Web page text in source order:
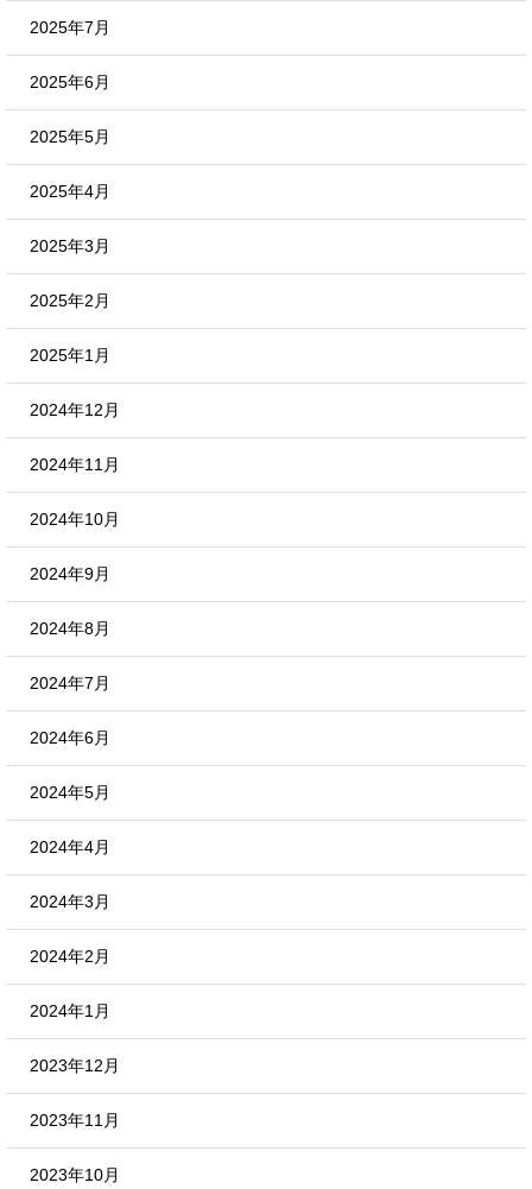
2025年7月
2025年6月
2025年5月
2025年4月
2025年3月
2025年2月
2025年1月
2024年12月
2024年11月
2024年10月
2024年9月
2024年8月
2024年7月
2024年6月
2024年5月
2024年4月
2024年3月
2024年2月
2024年1月
2023年12月
2023年11月
2023年10月